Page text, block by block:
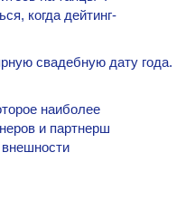
когда дейтинг-
свадебную дату года.
наиболее
и партнерш
внешности